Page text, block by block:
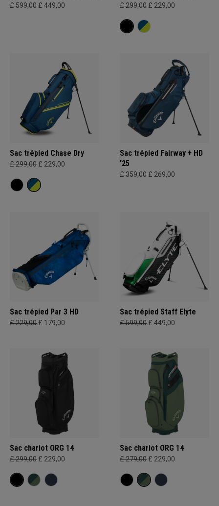
£ 599,00 £ 449,00 £ 299,00 £ 229,00
Sac trépied Chase Dry
£ 299,00 £ 229,00
Sac trépied Fairway + HD
'25
£ 359,00 £ 269,00
Sac trépied Par 3 HD
£ 229,00 £ 179,00
Sac trépied Staff Elyte
£ 599,00 £ 449,00
Sac chariot ORG 14
£ 299,00 £ 229,00
Sac chariot ORG 14
£ 279,00 £ 229,00